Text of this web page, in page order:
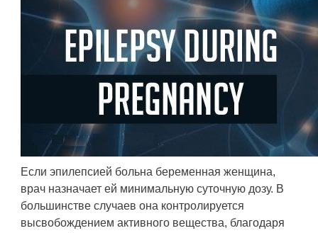
Если эпилепсией больна беременная женщина,
врач назначает ей минимальную суточную дозу. В
большинстве случаев она контролируется
высвобождением активного вещества, благодаря